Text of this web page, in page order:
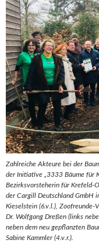
Zahlreiche Akteure bei der
der Initiative „3333 Bäume für
Bezirksvorsteherin für Krefeld-
der Cargill Deutschland GmbH
Kieselstein (6.v.l.), Zoofreunde-
Dr. Wolfgang Dreßen (links
neben dem neu gepflanzten
Sabine Kammler (4.v.r.).